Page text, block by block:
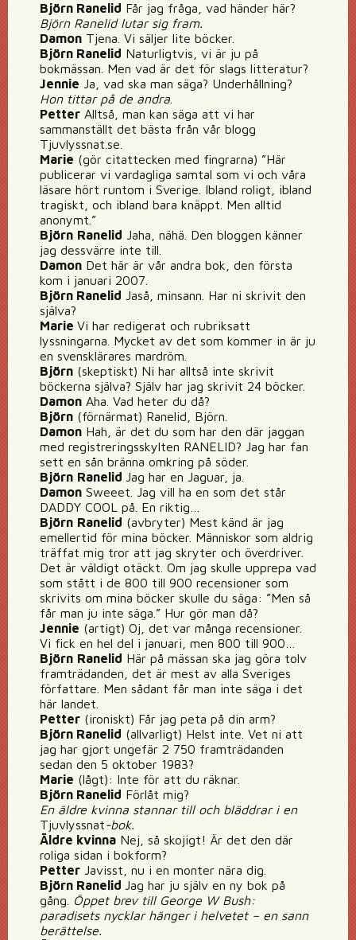
Björn Ranelid Får jag fråga, vad händer här?
Björn Ranelid lutar sig fram.
Damon Tjena. Vi säljer lite böcker.
Björn Ranelid Naturligtvis, vi är ju på
bokmässan. Men vad är det för slags litteratur?
Jennie Ja, vad ska man säga? Underhållning?
Hon tittar på de andra
Petter Alltså, man kan säga att vi har
sammanställt det bästa från vår blogg
Tjuvlyssnat.se.
Marie (gör citattecken med fingrarna) ”Här
publicerar vi vardagliga samtal som vi och våra
läsare hört runtom i Sverige. Ibland roligt, ibland
tragiskt, och ibland bara knäppt. Men alltid
anonymt.”
Björn Ranelid Jaha, nähä. Den bloggen känner
jag dessvärre inte till.
Damon Det här är vår andra bok, den första
kom i januari 2007.
Björn Ranelid Jaså, minsann. Har ni skrivit den
själva?
Marie Vi har redigerat och rubriksatt
lyssningarna. Mycket av det som kommer in är ju
en svensklärares mardröm.
Björn (skeptiskt) Ni har alltså inte skrivit
böckerna själva? Själv har jag skrivit 24 böcker.
Damon Aha. Vad heter du då?
Björn (förnärmat) Ranelid, Björn.
Damon Hah, är det du som har den där jaggan
med registreringsskylten RANELID? Jag har fan
sett en sån bränna omkring på söder.
Björn Ranelid Jag har en Jaguar, ja.
Damon Sweeet. Jag vill ha en som det står
DADDY COOL på. En riktig…
Björn Ranelid (avbryter) Mest känd är jag
emellertid för mina böcker. Människor som aldrig
träffat mig tror att jag skryter och överdriver.
Det är väldigt otäckt. Om jag skulle upprepa vad
som stått i de 800 till 900 recensioner som
skrivits om mina böcker skulle du säga: ”Men så
får man ju inte säga.” Hur gör man då?
Jennie (artigt) Oj, det var många recensioner.
Vi fick en hel del i januari, men 800 till 900…
Björn Ranelid Här på mässan ska jag göra tolv
framträdanden, det är mest av alla Sveriges
författare. Men sådant får man inte säga i det
här landet.
Petter (ironiskt) Får jag peta på din arm?
Björn Ranelid (allvarligt) Helst inte. Vet ni att
jag har gjort ungefär 2 750 framträdanden
sedan den 5 oktober 1983?
Marie (lågt): Inte för att du räknar.
Björn Ranelid Förlåt mig?
En äldre kvinna stannar till och bläddrar i en
Tjuvlyssnat-bok.
Äldre kvinna Nej, så skojigt! Är det den där
roliga sidan i bokform?
Petter Javisst, nu i en monter nära dig.
Björn Ranelid Jag har ju själv en ny bok på
gång.
Öppet brev till George W Bush:
paradisets nycklar hänger i helvetet – en sann
berättelse.